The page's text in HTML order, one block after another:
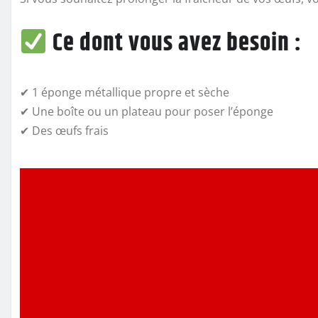
Ce dont vous avez besoin :
✔ 1 éponge métallique propre et sèche
✔ Une boîte ou un plateau pour poser l’éponge
✔ Des œufs frais